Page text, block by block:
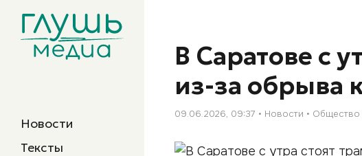
Новости
Тексты
В Саратове с
из-за обрыва
09.06.2026, 09:37 Новости Общество